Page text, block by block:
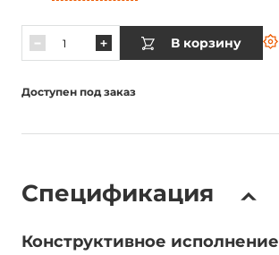
В корзину
Доступен под заказ
Спецификация
Конструктивное исполнение